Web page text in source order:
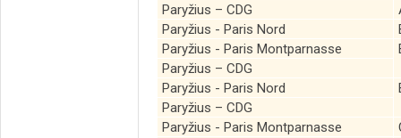
Paryžius – CDG
Paryžius - Paris Nord
Paryžius - Paris Montparnasse
Paryžius – CDG
Paryžius - Paris Nord
Paryžius – CDG
Paryžius - Paris Montparnasse